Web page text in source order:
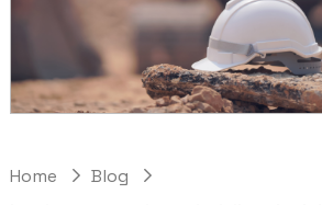
Home
Blog